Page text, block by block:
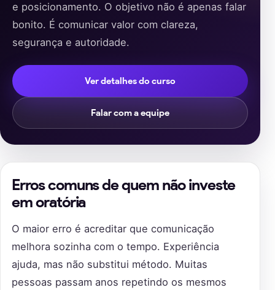
e posicionamento. O objetivo não é apenas falar
bonito. É comunicar valor com clareza,
segurança e autoridade.
Ver detalhes do curso
Falar com a equipe
Erros comuns de quem não investe
em oratória
O maior erro é acreditar que comunicação
melhora sozinha com o tempo. Experiência
ajuda, mas não substitui método. Muitas
pessoas passam anos repetindo os mesmos